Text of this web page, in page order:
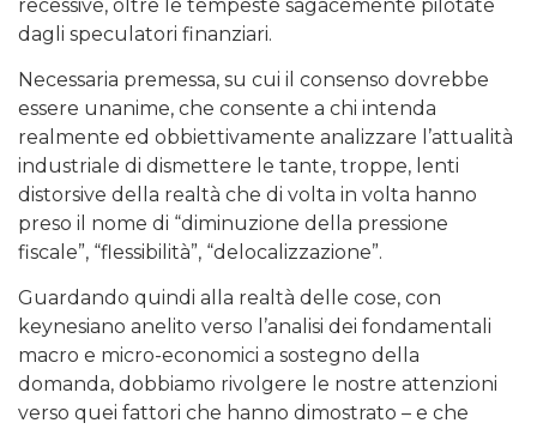
recessive, oltre le tempeste sagacemente pilotate
dagli speculatori finanziari.
Necessaria premessa, su cui il consenso dovrebbe
essere unanime, che consente a chi intenda
realmente ed obbiettivamente analizzare l’attualità
industriale di dismettere le tante, troppe, lenti
distorsive della realtà che di volta in volta hanno
preso il nome di “diminuzione della pressione
fiscale”, “flessibilità”, “delocalizzazione”.
Guardando quindi alla realtà delle cose, con
keynesiano anelito verso l’analisi dei fondamentali
macro e micro-economici a sostegno della
domanda, dobbiamo rivolgere le nostre attenzioni
verso quei fattori che hanno dimostrato – e che